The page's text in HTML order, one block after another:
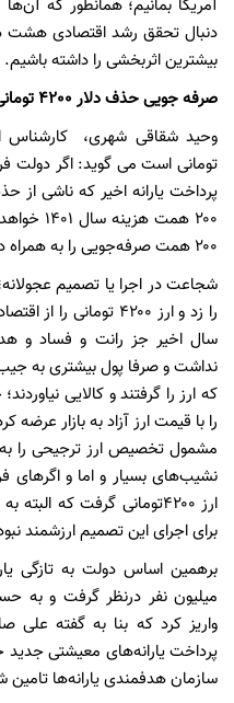
آمریکا بمانیم؛ همانطور که
دنبال تحقق رشد اقتصادی هشت
بیشترین اثربخشی را داشته باشیم.
صرفه جویی حذف دلار 4200 تومانی
تومانی است می گوید: اگر دولت
۲۰۰ همت
۲۰۰ همت صرفه‌جویی را به همراه دارد.
شجاعت در اجرا یا تصمیم
سال اخیر جز رانت و فساد و
نداشت و صرفا پول بیشتری به
که ارز را گرفتند و کالایی
را با قیمت ارز آزاد به بازار عرضه
مشمول تخصیص ارز ترجیحی را
نشیب‌های بسیار و اما و
ارز ۴۲۰۰تومانی گرفت که
برای اجرای این تصمیم ارزشمند
واریز کرد که بنا به گفته علی
پرداخت یارانه‌های معیشتی جدید
سازمان هدفمندی یارانه‌ها